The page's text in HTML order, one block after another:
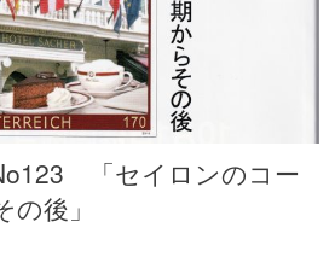
「セイロンのコー
後」